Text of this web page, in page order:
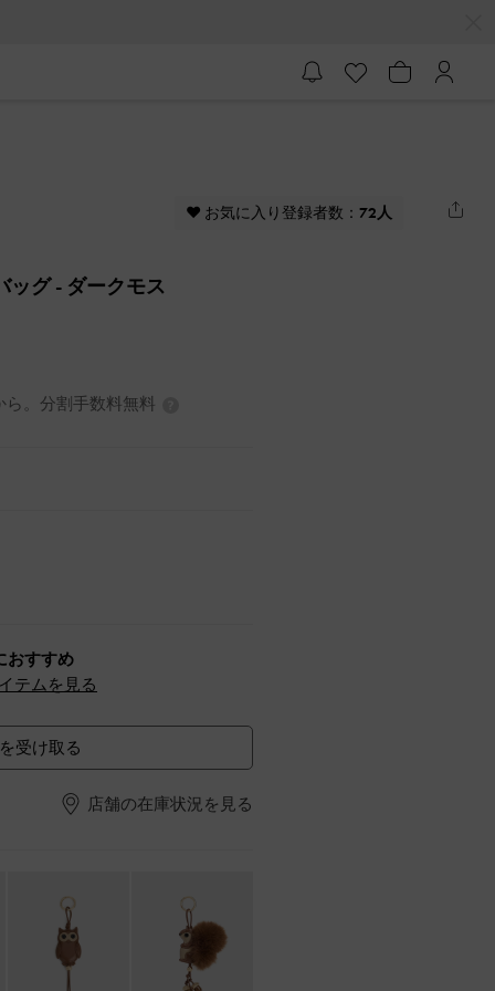
♥ お気に入り登録者数： 72人
ッグ- ダークモス
。分割手数料無料
おすすめ
テムを見る
受け取る
店舗の在庫状況を見る